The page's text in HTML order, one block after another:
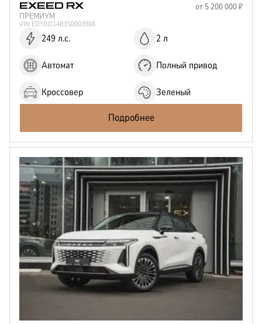
EXEED RX от 5 200 000₽
ПРЕМИУМ
VIN EDYDD14B3S0003968
249 л.с. 2 л
Автомат Полный привод
Кроссовер Зеленый
Подробнее